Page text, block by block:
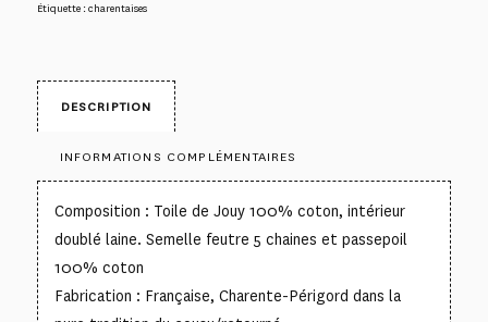
Étiquette :charentaises
DESCRIPTION
INFORMATIONS COMPLÉMENTAIRES
Composition : Toile de Jouy 100% coton, intérieur
doublé laine. Semelle feutre 5 chaines et passepoil
100% coton
Fabrication : Française, Charente-Périgord dans la